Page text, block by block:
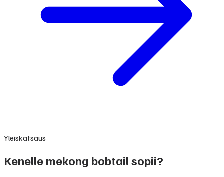
Yleiskatsaus
Kenelle mekong bobtail sopii?